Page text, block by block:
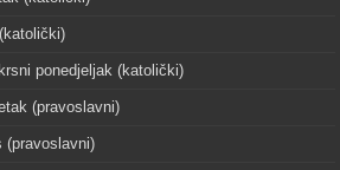
ponedjeljak (katolički)
(pravoslavni)
(pravoslavni)